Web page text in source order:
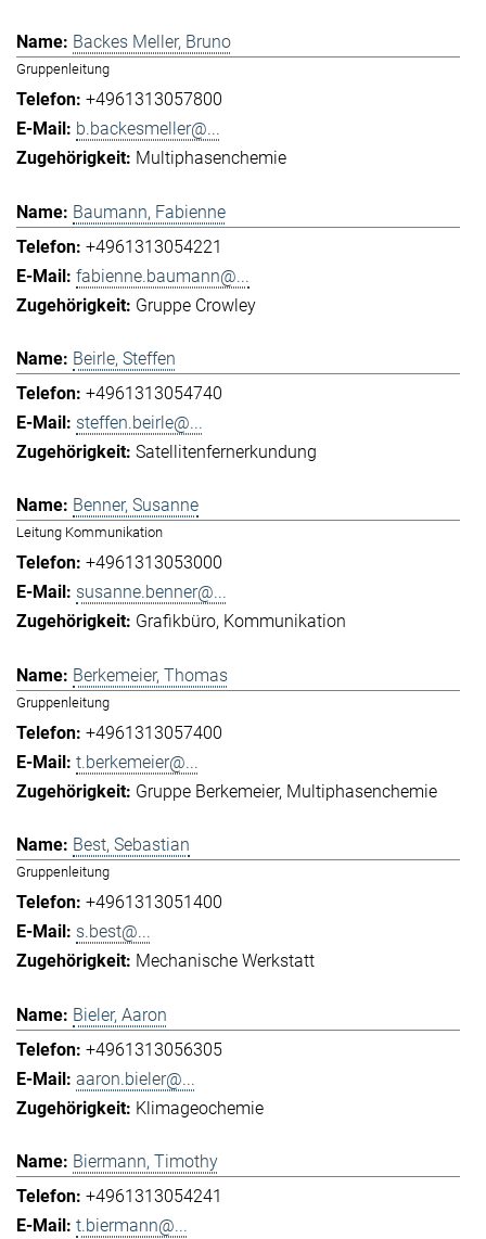
Backes Meller, Bruno
Gruppenleitung
+4961313057800
b.backesmeller@...
Multiphasenchemie
Baumann, Fabienne
+4961313054221
fabienne.baumann@...
Gruppe Crowley
Beirle, Steffen
+4961313054740
steffen.beirle@...
Satellitenfernerkundung
Benner, Susanne
Leitung Kommunikation
+4961313053000
susanne.benner@...
Grafikbüro Kommunikation
Berkemeier, Thomas
Gruppenleitung
+4961313057400
t.berkemeier@...
Gruppe Berkemeier Multiphasenchemie
Best, Sebastian
Gruppenleitung
+4961313051400
s.best@...
Mechanische Werkstatt
Bieler, Aaron
+4961313056305
aaron.bieler@...
Klimageochemie
Biermann, Timothy
+4961313054241
t.biermann@...